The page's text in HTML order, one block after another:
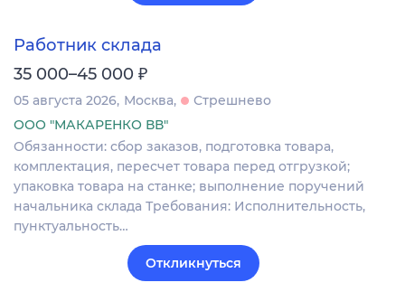
Работник склада
35 000–45 000 ₽
05 августа 2026 Москва
Стрешнево
ООО "МАКАРЕНКО ВВ"
Обязанности: сбор заказов, подготовка товара,
комплектация, пересчет товара перед отгрузкой;
упаковка товара на станке; выполнение поручений
начальника склада Требования: Исполнительность,
пунктуальность…
Откликнуться